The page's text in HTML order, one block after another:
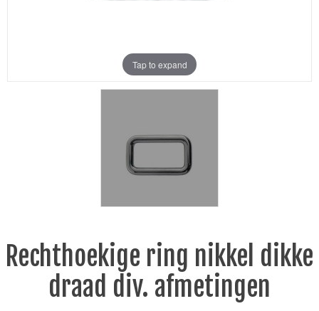
Tap to expand
Rechthoekige ring nikkel dikke
draad div. afmetingen